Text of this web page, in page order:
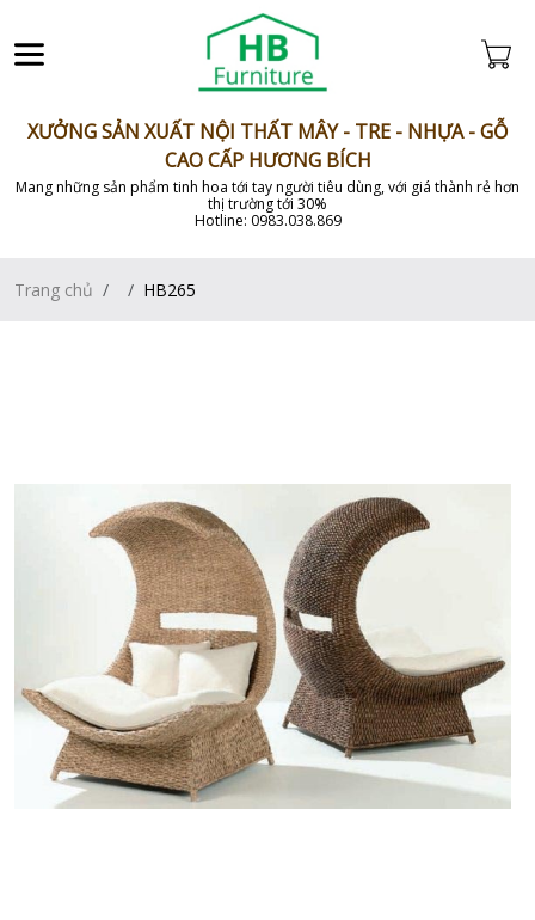
XƯỞNG SẢN XUẤT NỘI THẤT MÂY - TRE - NHỰA - GỖ
CAO CẤP HƯƠNG BÍCH
Mang những sản phẩm tinh hoa tới tay người tiêu dùng, với giá thành rẻ hơn
thị trường tới 30%
Hotline: 0983.038.869
Trang chủ HB265